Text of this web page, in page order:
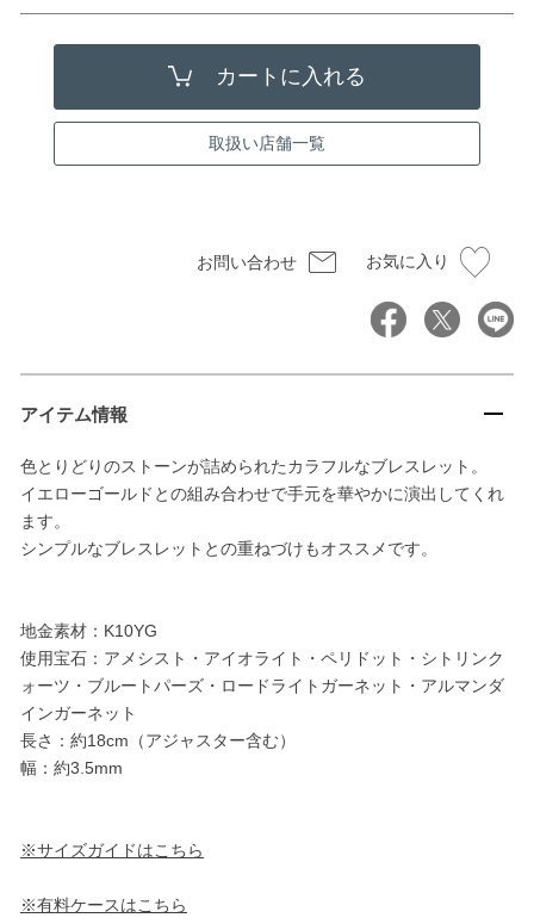
取扱い店舗一覧
お問い合わせ お気に入り
アイテム情報
色とりどりのストーンが詰められたカラフルなブレスレット。
イエローゴールドとの組み合わせで手元を華やかに演出してくれ
ます。
シンプルなブレスレットとの重ねづけもオススメです。
地金素材：K10YG
使用宝石：アメシスト・アイオライト・ペリドット・シトリンク
ォーツ・ブルートパーズ・ロードライトガーネット・アルマンダ
インガーネット
長さ：約18cm（アジャスター含む）
幅：約3.5mm
※サイズガイドはこちら
※有料ケースはこちら